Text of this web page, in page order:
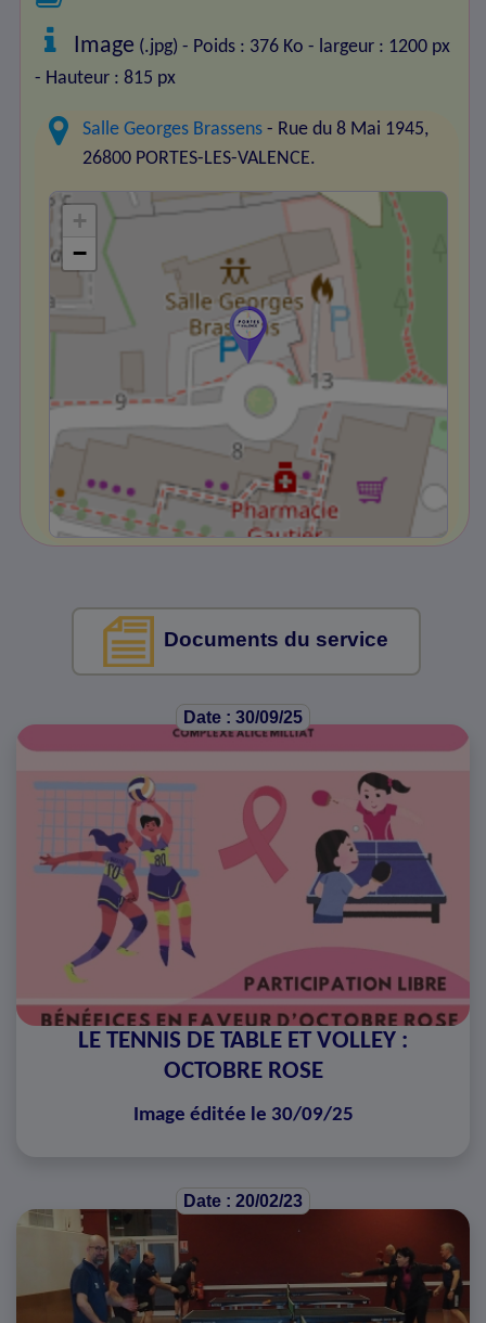
Image (.jpg) - Poids : 376 Ko - largeur : 1200 px
- Hauteur : 815 px
Salle Georges Brassens - Rue du 8 Mai 1945,
26800 PORTES-LES-VALENCE.
+
−
Documents du service
Date : 30/09/25
LE TENNIS DE TABLE ET VOLLEY :
OCTOBRE ROSE
Image éditée le 30/09/25
Date : 20/02/23